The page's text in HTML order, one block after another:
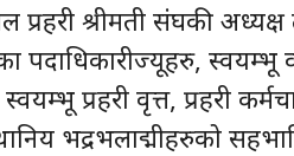
प्रहरी श्रीमती संघकी
पदाधिकारीज्यूहरु,
प्रहरी वृत्त, प्रहरी
भद्रभलाद्मीहरुको